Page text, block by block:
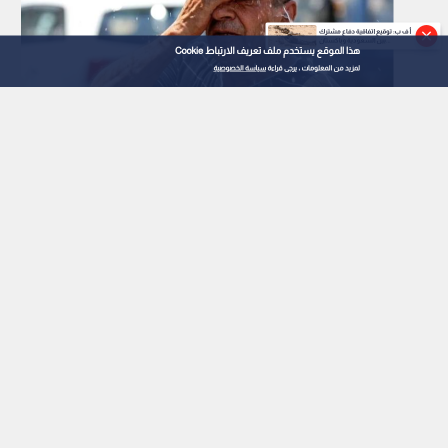
هذا الموقع يستخدم ملف تعريف الارتباط Cookie
لمزيد من المعلومات ، يرجى قراءةسياسة الخصوصية
أ ف ب: توقيع اتفاقية دفاع مشترك